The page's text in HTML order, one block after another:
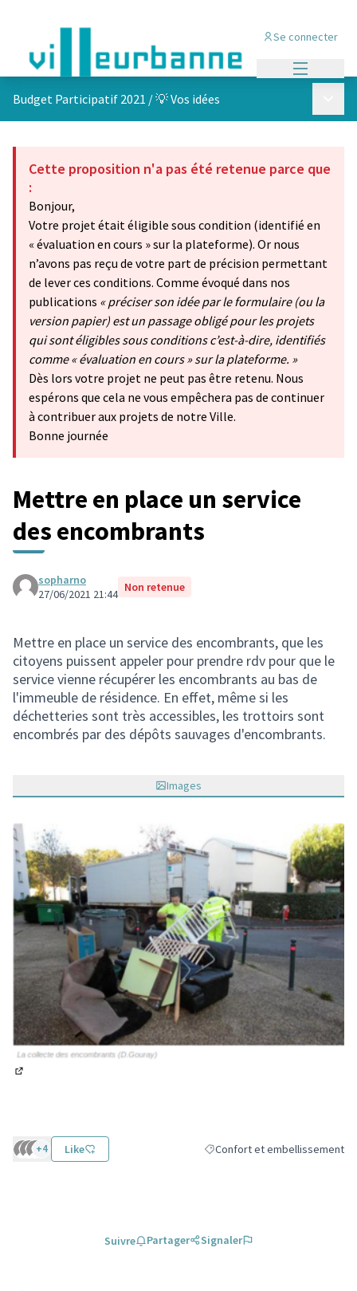
Se connecter
Budget Participatif 2021 /💡 Vos idées
Cette proposition n'a pas été retenue parce que
:
Bonjour,
Votre projet était éligible sous condition (identifié en
« évaluation en cours » sur la plateforme). Or nous
n’avons pas reçu de votre part de précision permettant
de lever ces conditions. Comme évoqué dans nos
publications « préciser son idée par le formulaire (ou la
version papier) est un passage obligé pour les projets
qui sont éligibles sous conditions c’est-à-dire, identifiés
comme « évaluation en cours » sur la plateforme. »
Dès lors votre projet ne peut pas être retenu. Nous
espérons que cela ne vous empêchera pas de continuer
à contribuer aux projets de notre Ville.
Bonne journée
Mettre en place un service
des encombrants
sopharno
27/06/2021 21:44 Non retenue
Mettre en place un service des encombrants, que les
citoyens puissent appeler pour prendre rdv pour que le
service vienne récupérer les encombrants au bas de
l'immeuble de résidence. En effet, même si les
déchetteries sont très accessibles, les trottoirs sont
encombrés par des dépôts sauvages d'encombrants.
Images
+4 Like Filtrer les résultats de la
Confort et embellissement
Suivre Partager Signaler